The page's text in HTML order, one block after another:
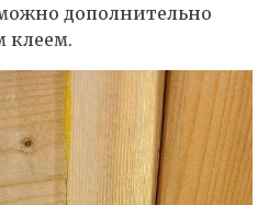
дополнительно
клеем.